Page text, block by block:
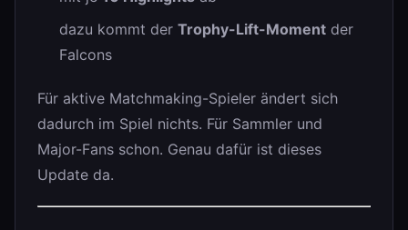
dazu kommt der Trophy-Lift-Moment der
Falcons
Für aktive Matchmaking-Spieler ändert sich
dadurch im Spiel nichts. Für Sammler und
Major-Fans schon. Genau dafür ist dieses
Update da.